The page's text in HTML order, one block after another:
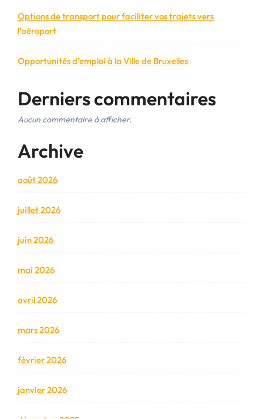
Options de transport pour faciliter vos trajets vers
l’aéroport
Opportunités d’emploi à la Ville de Bruxelles
Derniers commentaires
Aucun commentaire à afficher.
Archive
août 2026
juillet 2026
juin 2026
mai 2026
avril 2026
mars 2026
février 2026
janvier 2026